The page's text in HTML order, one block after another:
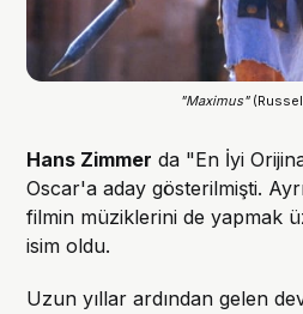
"Maximus"
Hans Zimmer da "En İyi
Oscar'a aday gösterilmişti.
filmin müziklerini de yapmak
isim oldu.
Uzun yıllar ardından gelen